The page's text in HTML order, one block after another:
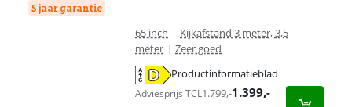
5 jaar garantie
65 inch | Kijkafstand 3 meter, 3,5
meter | Zeer goed
Productinformatieblad
Adviesprijs TCL1.799,-1.399,-